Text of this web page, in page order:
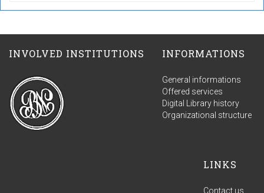
INVOLVED INSTITUTIONS INFORMATIONS
General informations
Offered services
Digital Library history
Organizational structure
LINKS
Contact us